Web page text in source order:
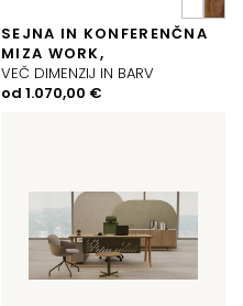
SEJNA IN KONFERENČNA
MIZA WORK,
VEČ DIMENZIJ IN BARV
od 1.070,00 €